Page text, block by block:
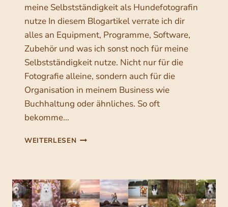
E
R
E
N
M
U
S
M
D
A
C
meine Selbstständigkeit als Hundefotografin
nutze In diesem Blogartikel verrate ich dir
alles an Equipment, Programme, Software,
Zubehör und was ich sonst noch für meine
Selbstständigkeit nutze. Nicht nur für die
Fotografie alleine, sondern auch für die
Organisation in meinem Business wie
Buchhaltung oder ähnliches. So oft
bekomme…
WEITERLESENM
E
Q
U